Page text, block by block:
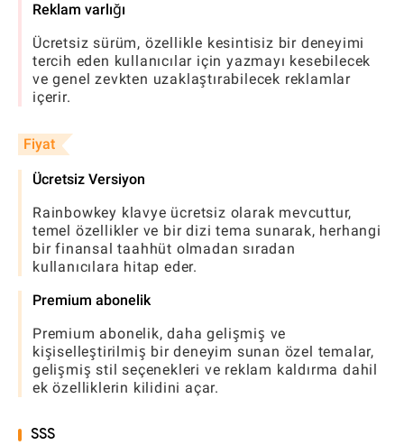
Reklam varlığı
Ücretsiz sürüm, özellikle kesintisiz bir deneyimi
tercih eden kullanıcılar için yazmayı kesebilecek
ve genel zevkten uzaklaştırabilecek reklamlar
içerir.
Fiyat
Ücretsiz Versiyon
Rainbowkey klavye ücretsiz olarak mevcuttur,
temel özellikler ve bir dizi tema sunarak, herhangi
bir finansal taahhüt olmadan sıradan
kullanıcılara hitap eder.
Premium abonelik
Premium abonelik, daha gelişmiş ve
kişiselleştirilmiş bir deneyim sunan özel temalar,
gelişmiş stil seçenekleri ve reklam kaldırma dahil
ek özelliklerin kilidini açar.
SSS